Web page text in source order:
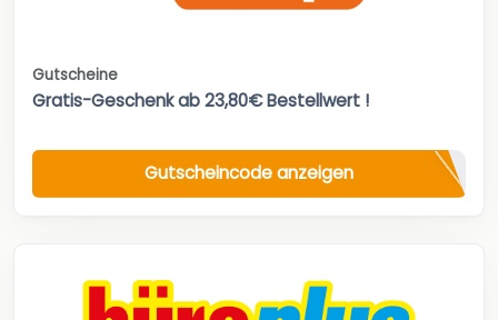
Gutscheine
Gratis-Geschenk ab 23,80€ Bestellwert !
Gutscheincode anzeigen